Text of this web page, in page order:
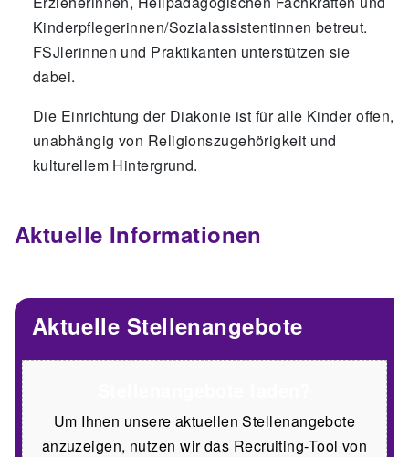
Kinderpflegerinnen/Sozialassistentinnen betreut.
FSJlerinnen und Praktikanten unterstützen sie
dabei.
Die Einrichtung der Diakonie ist für alle Kinder offen,
unabhängig von Religionszugehörigkeit und
kulturellem Hintergrund.
Aktuelle Informationen
Aktuelle Stellenangebote
Um Ihnen unsere aktuellen Stellenangebote
anzuzeigen, nutzen wir das Recruiting-Tool von